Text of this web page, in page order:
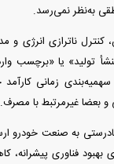
به‌نظر نمی‌رسد.
ناترازی انرژی و
یا «برچسب
زمانی
بعضا غیرمرتبط با مصرف.
به صنعت خودرو
بهبود فناوری